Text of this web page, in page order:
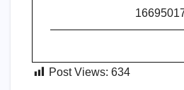
Post Views: 634